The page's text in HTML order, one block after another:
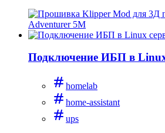
Подключение ИБП в Linux
homelab
home-assistant
ups